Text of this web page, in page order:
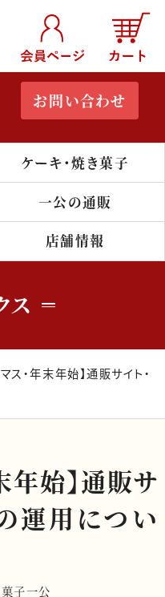
お問い合わせ
ケーキ・焼き菓子
一公の通販
店舗情報
ス
ス・年末年始】通販サイト・
年始】通販サ
運用につい
菓子一公